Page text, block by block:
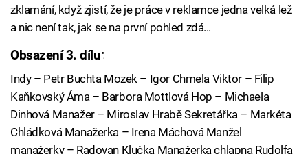
zklamání, když zjistí, že je práce v reklamce jedna velká lež
a nic není tak, jak se na první pohled zdá...
Failed to fetch
Obsazení 3. dílu:
Indy – Petr Buchta Mozek – Igor Chmela Viktor – Filip
Kaňkovský Áma – Barbora Mottlová Hop – Michaela
Dinhová Manažer – Miroslav Hrabě Sekretářka – Markéta
Chládková Manažerka – Irena Máchová Manžel
manažerky – Radovan Klučka Manažerka chlapna Rudolfa